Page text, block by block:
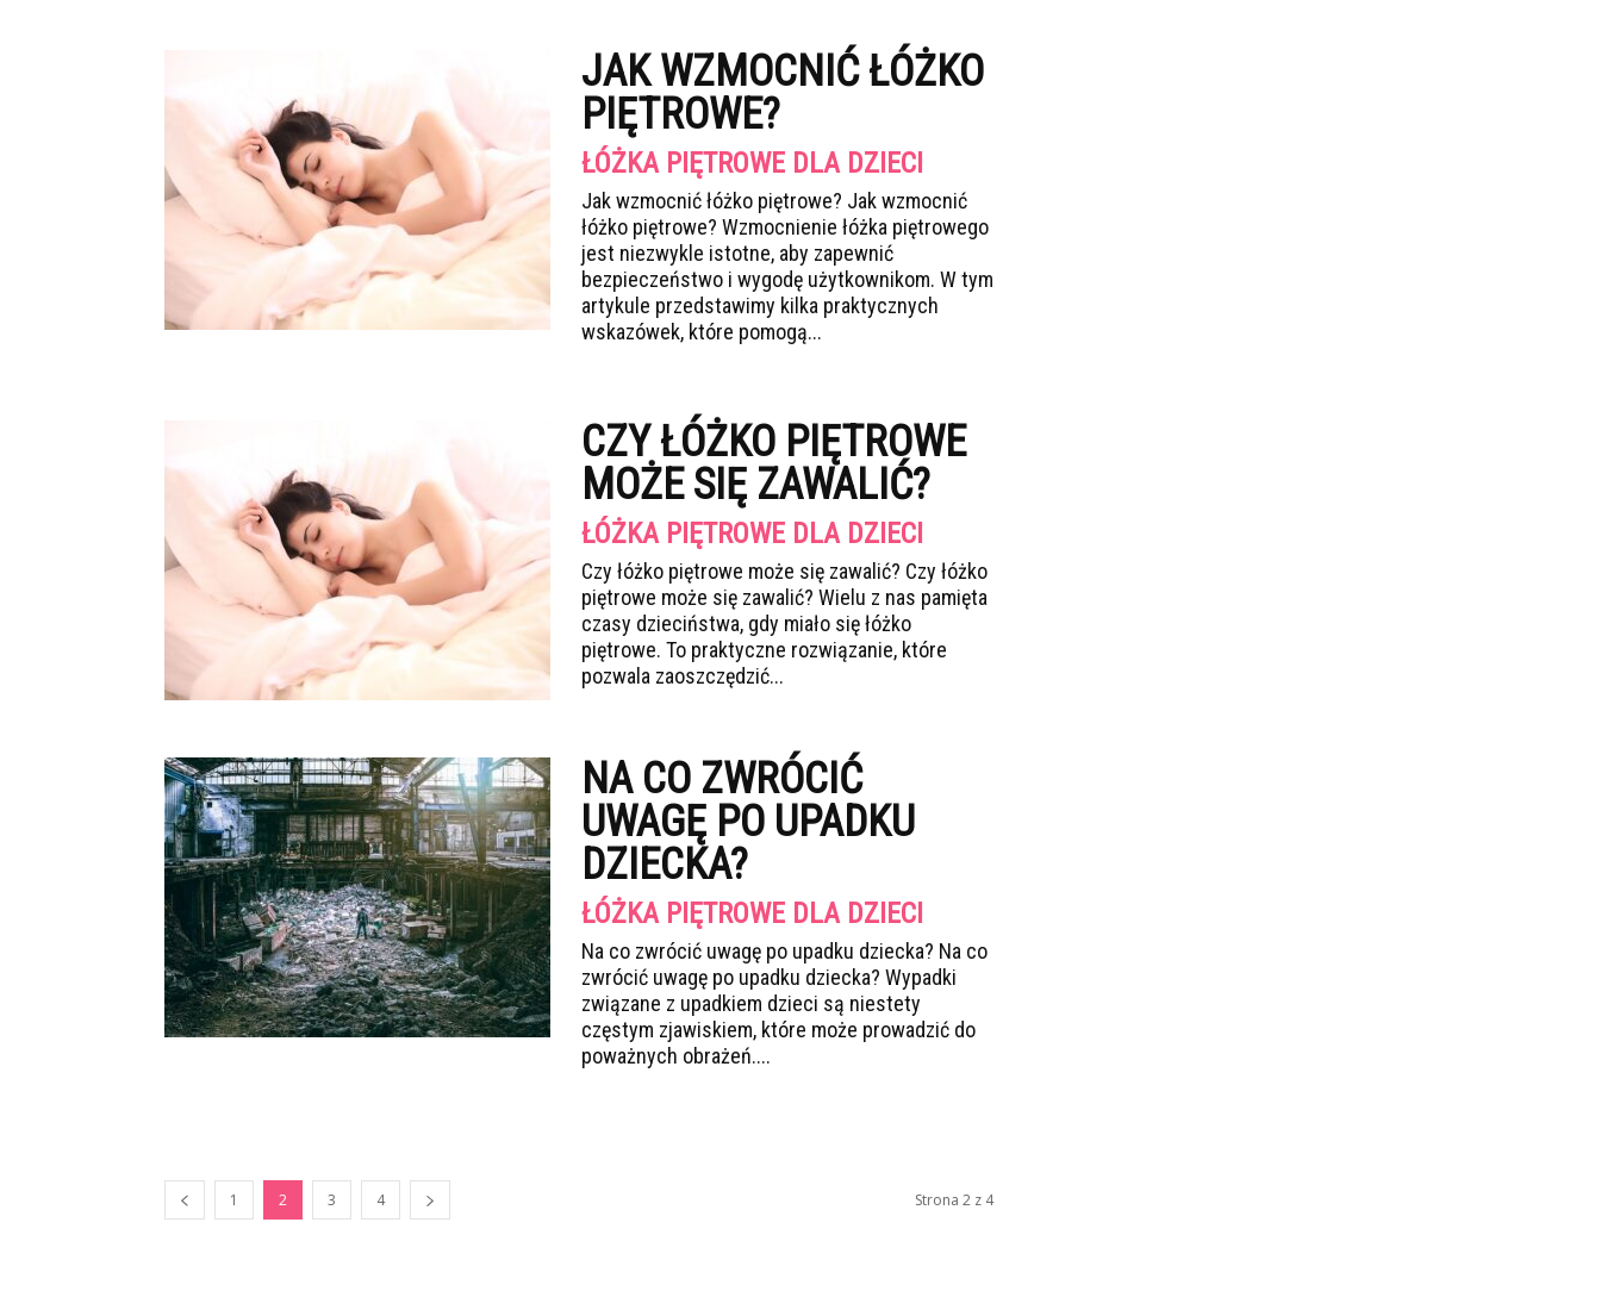
JAK WZMOCNIĆ ŁÓŻKO
PIĘTROWE?
ŁÓŻKA PIĘTROWE DLA DZIECI
Jak wzmocnić łóżko piętrowe? Jak wzmocnić
łóżko piętrowe? Wzmocnienie łóżka piętrowego
jest niezwykle istotne, aby zapewnić
bezpieczeństwo i wygodę użytkownikom. W tym
artykule przedstawimy kilka praktycznych
wskazówek, które pomogą...
CZY ŁÓŻKO PIĘTROWE
MOŻE SIĘ ZAWALIĆ?
ŁÓŻKA PIĘTROWE DLA DZIECI
Czy łóżko piętrowe może się zawalić? Czy łóżko
piętrowe może się zawalić? Wielu z nas pamięta
czasy dzieciństwa, gdy miało się łóżko
piętrowe. To praktyczne rozwiązanie, które
pozwala zaoszczędzić...
NA CO ZWRÓCIĆ
UWAGĘ PO UPADKU
DZIECKA?
ŁÓŻKA PIĘTROWE DLA DZIECI
Na co zwrócić uwagę po upadku dziecka? Na co
zwrócić uwagę po upadku dziecka? Wypadki
związane z upadkiem dzieci są niestety
częstym zjawiskiem, które może prowadzić do
poważnych obrażeń....
1 2 3 4 Strona 2 z 4